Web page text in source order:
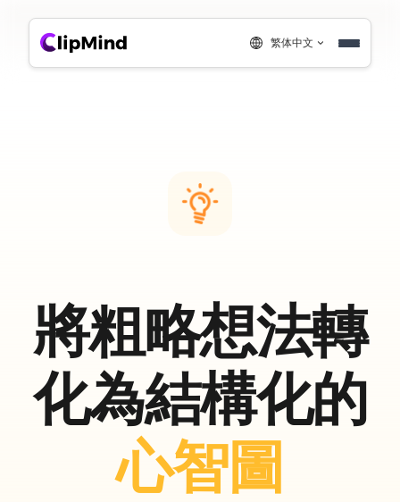
繁体中文
將粗略想法轉
化為結構化的
心智圖